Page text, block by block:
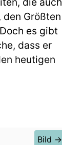
Größten
es gibt
dass er
heutigen
Bild →